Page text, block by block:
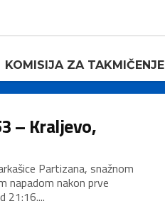
KOMISIJA ZA TAKMIČENJE
– Kraljevo,
Partizana, snažnom
napadom nakon prve
21:16....